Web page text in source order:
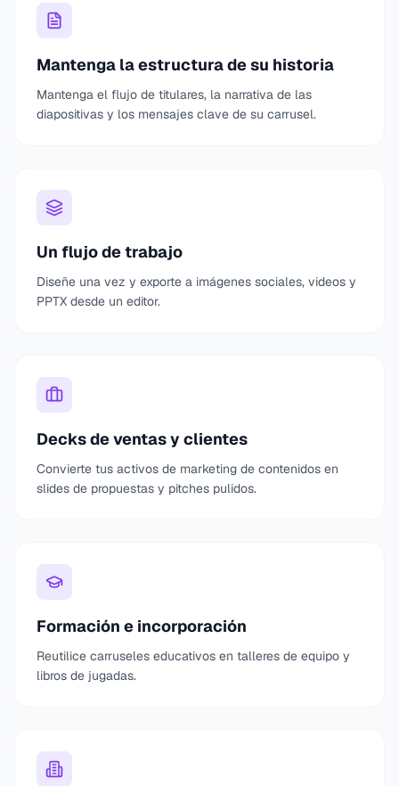
Mantenga la estructura de su historia
Mantenga el flujo de titulares, la narrativa de las
diapositivas y los mensajes clave de su carrusel.
Un flujo de trabajo
Diseñe una vez y exporte a imágenes sociales, videos y
PPTX desde un editor.
Decks de ventas y clientes
Convierte tus activos de marketing de contenidos en
slides de propuestas y pitches pulidos.
Formación e incorporación
Reutilice carruseles educativos en talleres de equipo y
libros de jugadas.